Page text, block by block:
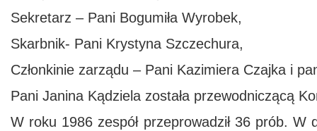
Sekretarz – Pani Bogumiła Wyrobek,
Skarbnik- Pani Krystyna Szczechura,
Członkinie zarządu – Pani Kazimiera Czajka i
Pani Janina Kądziela została przewodniczącą
W roku 1986 zespół przeprowadził 36 prób. W